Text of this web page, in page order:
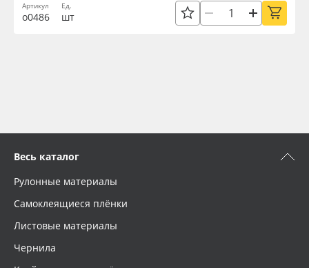
Артикул
о0486
Ед.
шт
Весь каталог
Рулонные материалы
Самоклеящиеся плёнки
Листовые материалы
Чернила